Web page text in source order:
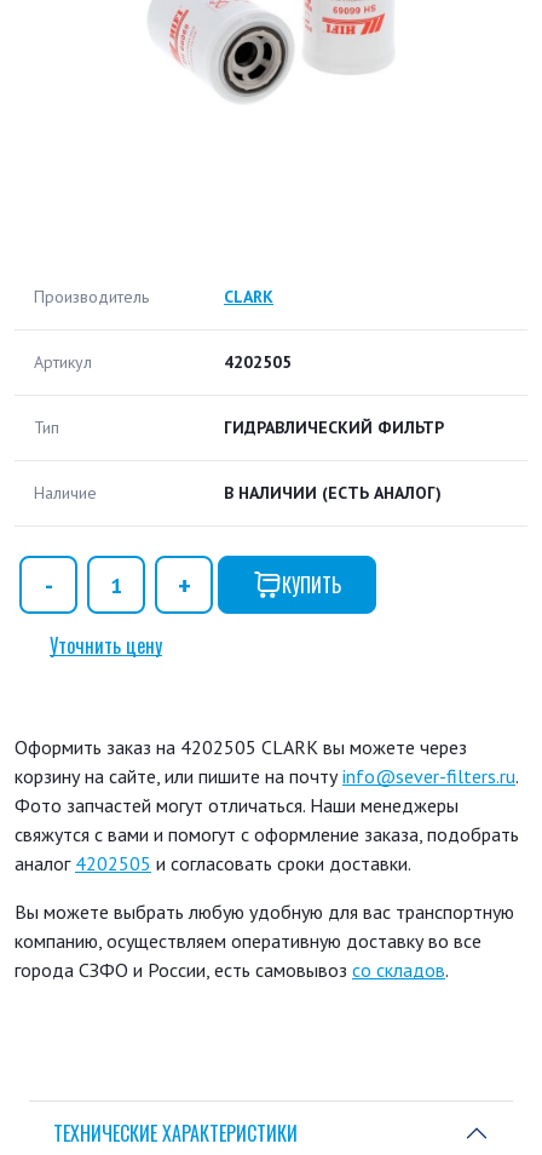
Производитель CLARK
Артикул 4202505
Тип ГИДРАВЛИЧЕСКИЙ ФИЛЬТР
Наличие В НАЛИЧИИ (ЕСТЬ АНАЛОГ)
КУПИТЬ
Уточнить цену
Оформить заказ на 4202505 CLARK вы можете через
корзину на сайте, или пишите на почтуinfo@sever-filters.ru.
Фото запчастей могут отличаться. Наши менеджеры
свяжутся с вами и помогут с оформление заказа, подобрать
аналог 4202505 и согласовать сроки доставки.
Вы можете выбрать любую удобную для вас транспортную
компанию, осуществляем оперативную доставку во все
города СЗФО и России, есть самовывоз со складов.
ТЕХНИЧЕСКИЕ ХАРАКТЕРИСТИКИ